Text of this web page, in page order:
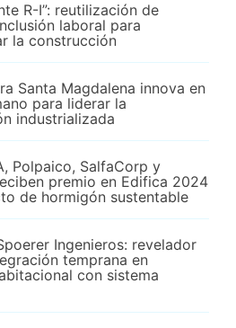
R-I”: reutilización de
laboral para
la construcción
Santa Magdalena innova en
para liderar la
industrializada
Polpaico, SalfaCorp y
premio en Edifica 2024
de hormigón sustentable
Ingenieros: revelador
temprana en
con sistema